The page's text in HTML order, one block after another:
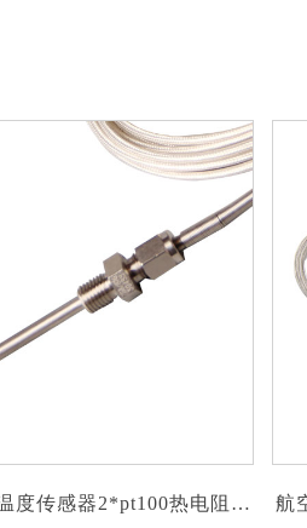
航空发动机变径式90°弯角热电偶